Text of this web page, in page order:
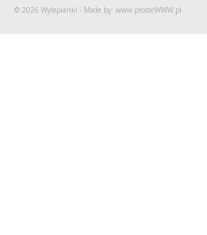
© 2026 Wylepianki - Made by: www.prosteWWW.pl